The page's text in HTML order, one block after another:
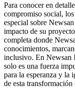
Para conocer en
compromiso social,
especial sobre
impacto de su
completa donde
conocimientos,
inclusivo. En Newsan
solo es una fuerza
para la esperanza y la
de esta transformación